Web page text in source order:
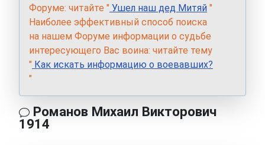
Форуме: читайте " Ушел наш дед Митяй "
Наиболее эффективный способ поиска
на нашем Форуме информации о судьбе
интересующего Вас воина: читайте тему
" Как искать информацию о воевавших?
"
Романов Михаил Викторович
1914